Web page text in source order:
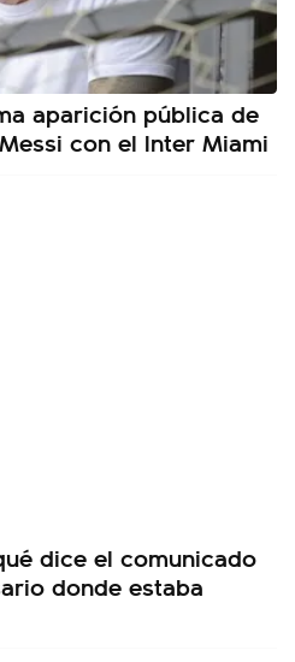
aparición pública de
con el Inter Miami
dice el comunicado
donde estaba